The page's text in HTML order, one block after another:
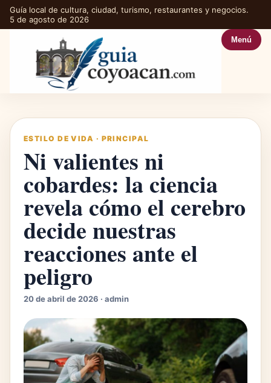
Guía local de cultura, ciudad, turismo, restaurantes y negocios.
5 de agosto de 2026
Menú
ESTILO DE VIDA · PRINCIPAL
Ni valientes ni
cobardes: la ciencia
revela cómo el cerebro
decide nuestras
reacciones ante el
peligro
20 de abril de 2026 · admin